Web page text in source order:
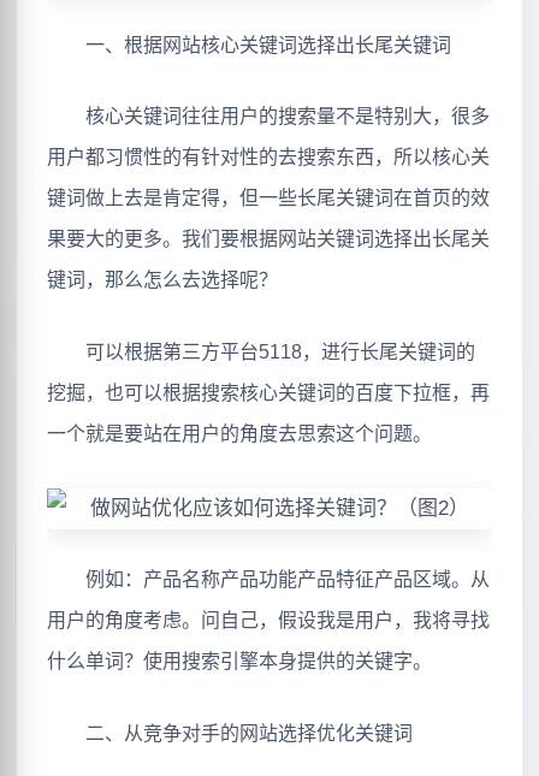
一、根据网站核心关键词选择出长尾关键词
核心关键词往往用户的搜索量不是特别大，很多
用户都习惯性的有针对性的去搜索东西，所以核心关
键词做上去是肯定得，但一些长尾关键词在首页的效
果要大的更多。我们要根据网站关键词选择出长尾关
键词，那么怎么去选择呢？
可以根据第三方平台5118，进行长尾关键词的
挖掘，也可以根据搜索核心关键词的百度下拉框，再
一个就是要站在用户的角度去思索这个问题。
例如：产品名称产品功能产品特征产品区域。从
用户的角度考虑。问自己，假设我是用户，我将寻找
什么单词？使用搜索引擎本身提供的关键字。
二、从竞争对手的网站选择优化关键词